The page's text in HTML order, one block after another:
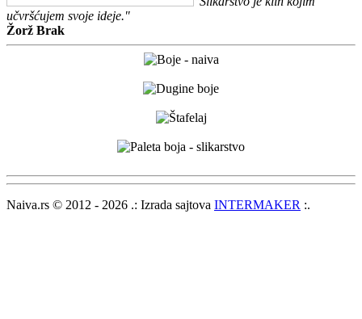
učvršćujem svoje ideje."
Žorž Brak
Naiva.rs © 2012 - 2026 .: Izrada sajtova INTERMAKER :.